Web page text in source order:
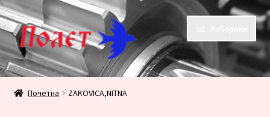
Прескочи
на
навигацију
Скочи
на
садржај
Почетак
Почетна ZAKOVICA,NITNA